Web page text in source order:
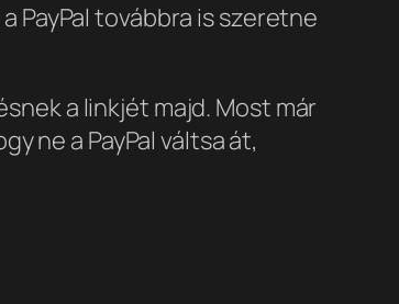
PayPal továbbra is szeretne
a linkjét majd. Most már
ne a PayPal váltsa át,